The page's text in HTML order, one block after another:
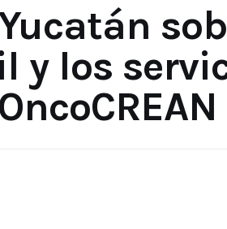
y los